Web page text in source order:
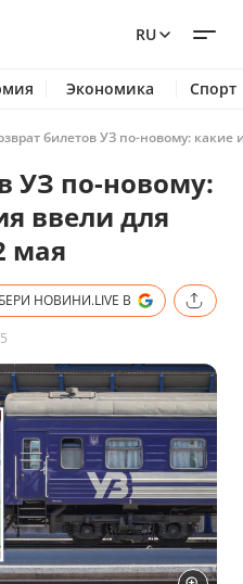
RU
Экономика Спорт
билетов УЗ по-новому:
УЗ по-новому:
ввели для
мая
НОВИНИ.LIVE В